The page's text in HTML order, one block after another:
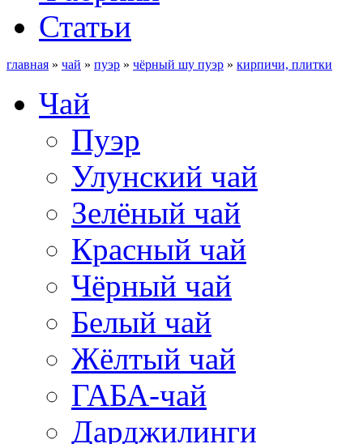
Статьи
главная » чай » пуэр » чёрный шу пуэр » кирпичи, плитки
Чай
Пуэр
Улунский чай
Зелёный чай
Красный чай
Чёрный чай
Белый чай
Жёлтый чай
ГАБА-чай
Дарджилинги